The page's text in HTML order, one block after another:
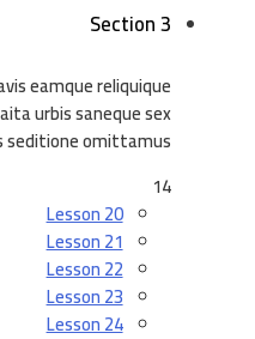
Section 3
eamque reliquique
urbis saneque sex
seditione omittamus
14
Lesson 20
Lesson 21
Lesson 22
Lesson 23
Lesson 24